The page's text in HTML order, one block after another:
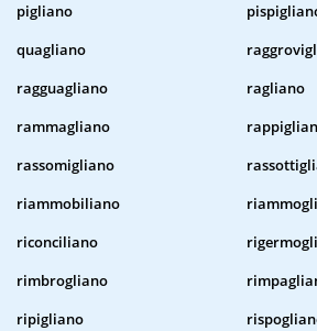
pigliano
quagliano
ragguagliano
ragliano
rammagliano
rassomigliano
riammobiliano
riconciliano
rimbrogliano
ripigliano